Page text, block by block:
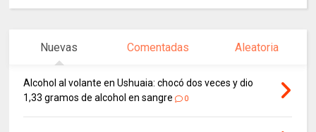
Nuevas Comentadas Aleatoria
Alcohol al volante en Ushuaia: chocó dos veces y dio
1,33 gramos de alcohol en sangre
0